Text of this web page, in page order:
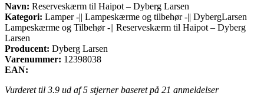
Navn: Reserveskærm til Haipot – Dyberg Larsen
Kategori: Lamper -|| Lampeskærme og tilbehør -|| DybergLarsen
Lampeskærme og Tilbehør -|| Reserveskærm til Haipot – Dyberg
Larsen
Producent: Dyberg Larsen
Varenummer: 12398038
EAN:
Vurderet til 3.9 ud af 5 stjerner baseret på 21 anmeldelser